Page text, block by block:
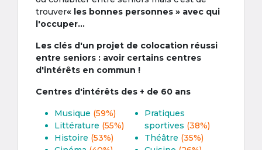
trouver« les bonnes personnes » avec qui
l'occuper...
Les clés d'un projet de colocation réussi
entre seniors : avoir certains centres
d'intérêts en commun !
Centres d'intérêts des + de 60 ans
Musique (59%)
Littérature (55%)
Histoire (53%)
Pratiques
sportives (38%)
Théâtre (35%)